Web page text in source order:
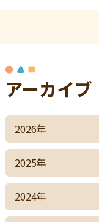
アーカイブ
2026年
2025年
2024年